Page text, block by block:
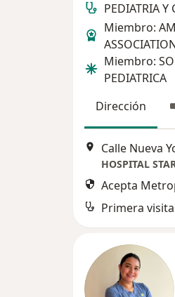
PEDIATRIA
Miembro:
Miembro:
PEDIATRICA
Dirección
Calle Nueva
Acepta
Primera